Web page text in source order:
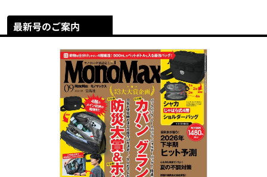
最新号のご案内